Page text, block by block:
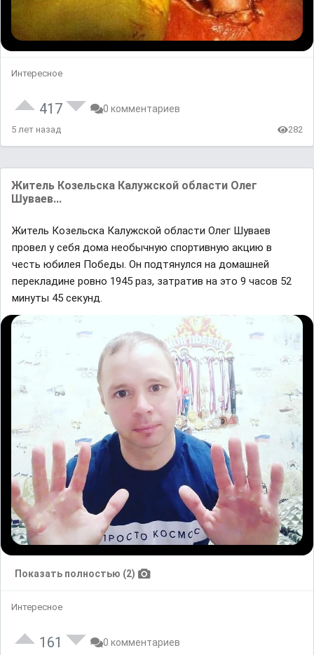
Интересное
417 0 комментариев
5 лет назад 282
Житель Козельска Калужской области Олег
Шуваев...
Житель Козельска Калужской области Олег Шуваев
провел у себя дома необычную спортивную акцию в
честь юбилея Победы. Он подтянулся на домашней
перекладине ровно 1945 раз, затратив на это 9 часов 52
минуты 45 секунд.
Показать полностью (2)
Интересное
161 0 комментариев